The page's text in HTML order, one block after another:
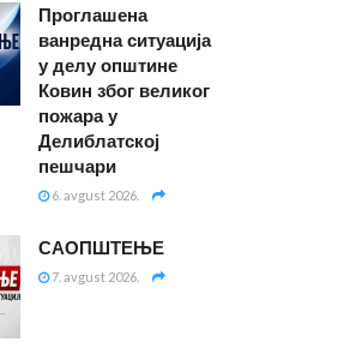
Проглашена
ванредна ситуација
у делу општине
Ковин због великог
пожара у
Делиблатској
пешчари
6. avgust 2026.
САОПШТЕЊЕ
7. avgust 2026.